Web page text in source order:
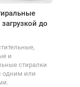
до
и
стиралки
одним или